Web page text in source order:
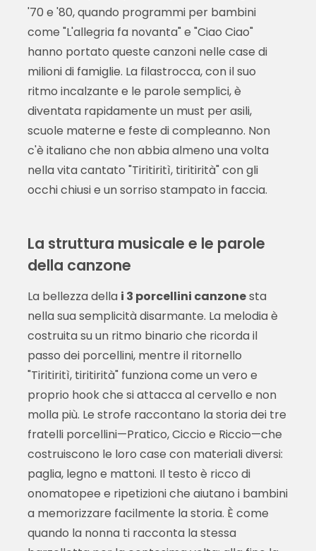
'70 e '80, quando programmi per bambini
come "L'allegria fa novanta" e "Ciao Ciao"
hanno portato queste canzoni nelle case di
milioni di famiglie. La filastrocca, con il suo
ritmo incalzante e le parole semplici, è
diventata rapidamente un must per asili,
scuole materne e feste di compleanno. Non
c'è italiano che non abbia almeno una volta
nella vita cantato "Tiritiritì, tiritirità" con gli
occhi chiusi e un sorriso stampato in faccia.
La struttura musicale e le parole
della canzone
La bellezza della i 3 porcellini canzonesta
nella sua semplicità disarmante. La melodia è
costruita su un ritmo binario che ricorda il
passo dei porcellini, mentre il ritornello
"Tiritiritì, tiritirità" funziona come un vero e
proprio hook che si attacca al cervello e non
molla più. Le strofe raccontano la storia dei tre
fratelli porcellini—Pratico, Ciccio e Riccio—che
costruiscono le loro case con materiali diversi:
paglia, legno e mattoni. Il testo è ricco di
onomatopee e ripetizioni che aiutano i bambini
a memorizzare facilmente la storia. È come
quando la nonna ti racconta la stessa